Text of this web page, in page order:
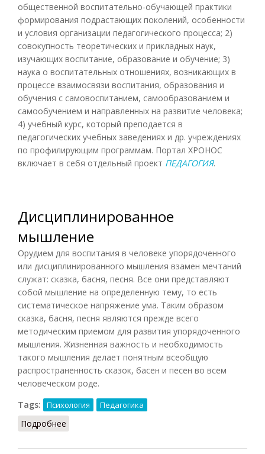
общественной воспитательно-обучающей практики
формирования подрастающих поколений, особенности
и условия организации педагогического процесса; 2)
совокупность теоретических и прикладных наук,
изучающих воспитание, образование и обучение; 3)
наука о воспитательных отношениях, возникающих в
процессе взаимосвязи воспитания, образования и
обучения с самовоспитанием, самообразованием и
самообучением и направленных на развитие человека;
4) учебный курс, который преподается в
педагогических учебных заведениях и др. учреждениях
по профилирующим программам. Портал ХРОНОС
включает в себя отдельный проект ПЕДАГОГИЯ.
Дисциплинированное
мышление
Орудием для воспитания в человеке упорядоченного
или дисциплинированного мышления взамен мечтаний
служат: сказка, басня, песня. Все они представляют
собой мышление на определенную тему, то есть
систематическое напряжение ума. Таким образом
сказка, басня, песня являются прежде всего
методическим приемом для развития упорядоченного
мышления. Жизненная важность и необходимость
такого мышления делает понятным всеобщую
распространенность сказок, басен и песен во всем
человеческом роде.
Tags:
Психология Педагогика
Подробнее